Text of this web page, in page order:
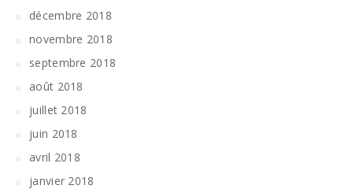
décembre 2018
novembre 2018
septembre 2018
août 2018
juillet 2018
juin 2018
avril 2018
janvier 2018